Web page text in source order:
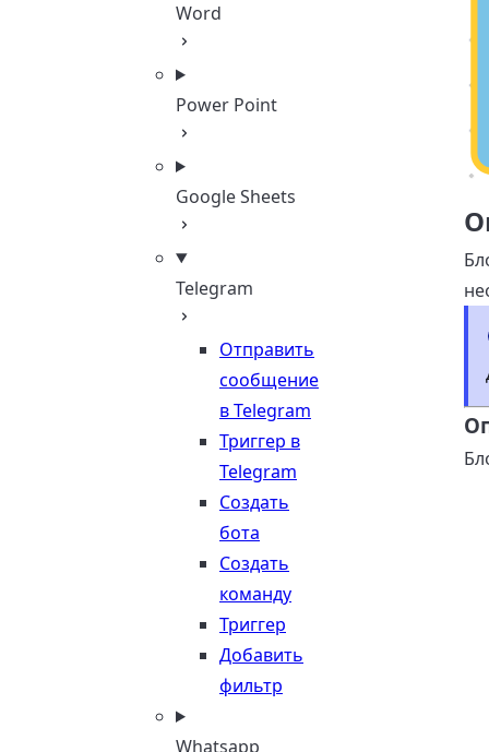
Word
Power Point
Google Sheets
Telegram
Отправить
сообщение
в Telegram
Триггер в
Telegram
Создать
бота
Создать
команду
Триггер
Добавить
фильтр
Whatsapp